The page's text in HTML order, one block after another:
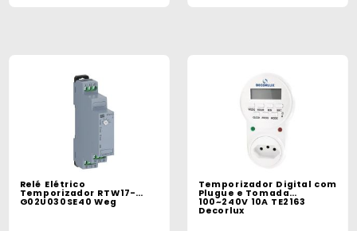
Pneumáticos
Químicos
Peças
Relé Elétrico
Temporizador RTW17-
G02U030SE40 Weg
Temporizador Digital com
Plugue e Tomada
100~240V 10A TE2163
Decorlux